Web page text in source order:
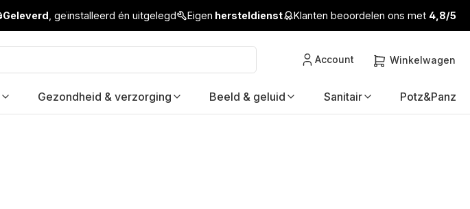
Geleverd , geïnstalleerd én uitgelegd Eigen hersteldienst Klanten beoordelen ons met 4,8/5
Account Winkelwagen
Gezondheid & verzorging Beeld & geluid Sanitair Potz&Panz